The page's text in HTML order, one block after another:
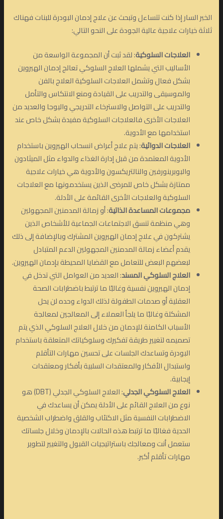
الخبر السار إذا كنت تتساءل وتبحث عن علاج إدمان البودرة للبنات فهناك
ثلاثة خيارات علاجية عالية الجودة على النحو التالي:
العلاجات السلوكية: لقد ثبت أن المجموعة الواسعة من
الأساليب التي يشملها العلاج السلوكي تعالج إدمان الهيروين
بشكل فعال وتشمل العلاجات السلوكية العلاج بالفن
والموسيقى والتدريب على القيادة ومنع الانتكاس والتأمل
والتدريب على التواصل والاسترخاء التدريجي واليوجا والعديد من
العلاجات الأخرى فالعلاجات السلوكية مفيدة بشكل خاص عند
استخدامها مع الأدوية.
العلاجات الدوائية: يتم علاج أعراض انسحاب الهيروين باستخدام
الأدوية المعتمدة من قبل إدارة الغذاء والدواء مثل الميثادون
والبوبرينورفين والنالتريكسون والأدوية هي خيارات علاجية
ممتازة بشكل خاص للمرضى الذين يستخدمونها مع العلاجات
السلوكية والعلاجات الأخرى القائمة على الأدلة.
مجموعات المساعدة الذاتية: أو زمالة المدمنين المجهولين
وهي منظمة تنسق الاجتماعات الجماعية للأشخاص الذين
يشتركون في علاج إدمان الهيروين المشترك وبالإضافة إلى ذلك
يقدم أعضاء زمالة المدمنين المجهولين الدعم المتبادل
لبعضهم البعض للتعامل مع القضايا المحيطة بإدمان الهيروين.
العلاج السلوكي المسند: العديد من العوامل التي تدخل في
إدمان الهيروين نفسية وغالبًا ما ترتبط باضطرابات الصحة
العقلية أو صدمات الطفولة لذلك الدواء وحده لن يحل
المشكلة وغالبًا ما يلجأ العملاء إلى المعالجين لمعالجة
الأسباب الكامنة للإدمان من خلال العلاج السلوكي الذي يتم
تصميمه لتغيير طريقة تفكيرك وسلوكياتك المتعلقة باستخدام
البودرة وتساعدك الجلسات على تحسين مهارات التأقلم
واستبدال الأفكار والمعتقدات السلبية بأفكار ومعتقدات
إيجابية.
العلاج السلوكي الجدلي
: العلاج السلوكي الجدلي (DBT) هو
نوع من العلاج القائم على الأدلة يمكن أن يساعدك في
الاضطرابات النفسية مثل الاكتئاب والقلق واضطراب الشخصية
الحدية فغالبًا ما ترتبط هذه الحالات بالإدمان وخلال جلساتك
ستعمل أنت ومعالجك باستراتيجيات القبول والتغيير لتطوير
مهارات تأقلم أكبر.